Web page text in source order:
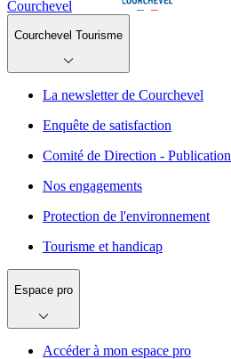
Courchevel
Courchevel Tourisme
La newsletter de Courchevel
Enquête de satisfaction
Comité de Direction - Publication
Nos engagements
Protection de l'environnement
Tourisme et handicap
Espace pro
Accéder à mon espace pro